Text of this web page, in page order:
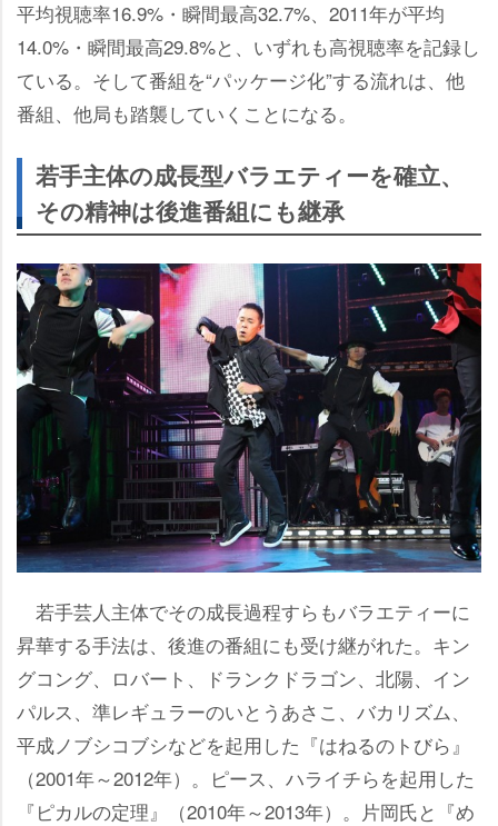
平均視聴率16.9%・瞬間最高32.7%、2011年が平均
14.0%・瞬間最高29.8%と、いずれも高視聴率を記録し
ている。そして番組を“パッケージ化”する流れは、他
番組、他局も踏襲していくことになる。
若手主体の成長型バラエティーを確立、
その精神は後進番組にも継承
若手芸人主体でその成長過程すらもバラエティーに
昇華する手法は、後進の番組にも受け継がれた。キン
グコング、ロバート、ドランクドラゴン、北陽、イン
パルス、準レギュラーのいとうあさこ、バカリズム、
平成ノブシコブシなどを起用した『はねるのトびら』
（2001年～2012年）。ピース、ハライチらを起用した
『ピカルの定理』（2010年～2013年）。片岡氏と『め